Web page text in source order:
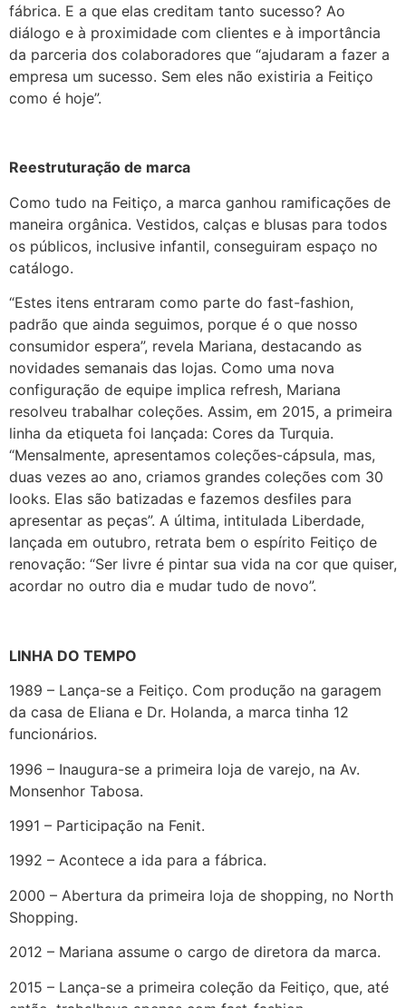
fábrica. E a que elas creditam tanto sucesso? Ao
diálogo e à proximidade com clientes e à importância
da parceria dos colaboradores que “ajudaram a fazer a
empresa um sucesso. Sem eles não existiria a Feitiço
como é hoje”.
Reestruturação de marca
Como tudo na Feitiço, a marca ganhou ramificações de
maneira orgânica. Vestidos, calças e blusas para todos
os públicos, inclusive infantil, conseguiram espaço no
catálogo.
“Estes itens entraram como parte do fast-fashion,
padrão que ainda seguimos, porque é o que nosso
consumidor espera”, revela Mariana, destacando as
novidades semanais das lojas. Como uma nova
configuração de equipe implica refresh, Mariana
resolveu trabalhar coleções. Assim, em 2015, a primeira
linha da etiqueta foi lançada: Cores da Turquia.
“Mensalmente, apresentamos coleções-cápsula, mas,
duas vezes ao ano, criamos grandes coleções com 30
looks. Elas são batizadas e fazemos desfiles para
apresentar as peças”. A última, intitulada Liberdade,
lançada em outubro, retrata bem o espírito Feitiço de
renovação: “Ser livre é pintar sua vida na cor que quiser,
acordar no outro dia e mudar tudo de novo”.
LINHA DO TEMPO
1989 – Lança-se a Feitiço. Com produção na garagem
da casa de Eliana e Dr. Holanda, a marca tinha 12
funcionários.
1996 – Inaugura-se a primeira loja de varejo, na Av.
Monsenhor Tabosa.
1991 – Participação na Fenit.
1992 – Acontece a ida para a fábrica.
2000 – Abertura da primeira loja de shopping, no North
Shopping.
2012 – Mariana assume o cargo de diretora da marca.
2015 – Lança-se a primeira coleção da Feitiço, que, até